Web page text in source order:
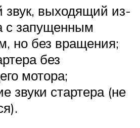
выходящий из-
с запущенным
но без вращения;
без
мотора;
звуки стартера (не